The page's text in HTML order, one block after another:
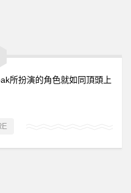
所扮演的角色就如同頂頭上